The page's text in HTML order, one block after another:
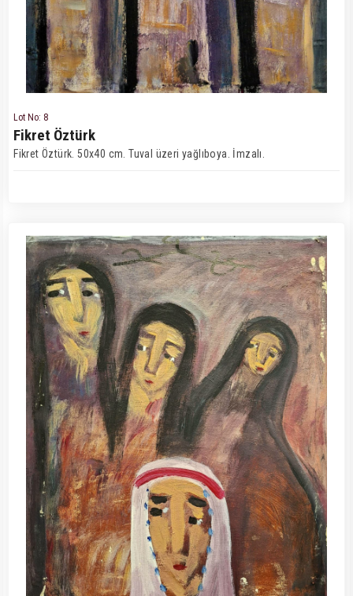
Lot No: 8
Fikret Öztürk
Fikret Öztürk. 50x40 cm. Tuval üzeri yağlıboya. İmzalı.